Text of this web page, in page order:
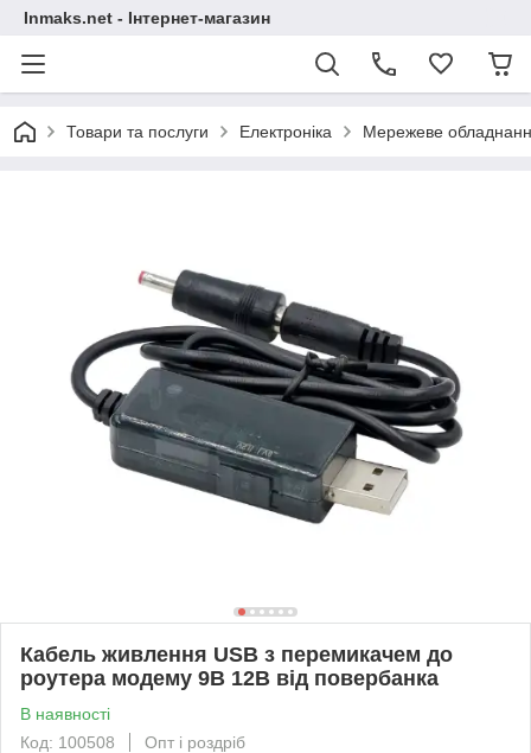
Inmaks.net - Інтернет-магазин
Товари та послуги Електроніка Мережеве
Кабель живлення USB з перемикачем до
роутера модему 9В 12В від повербанка
В наявності
Код: 100508
Опт і роздріб